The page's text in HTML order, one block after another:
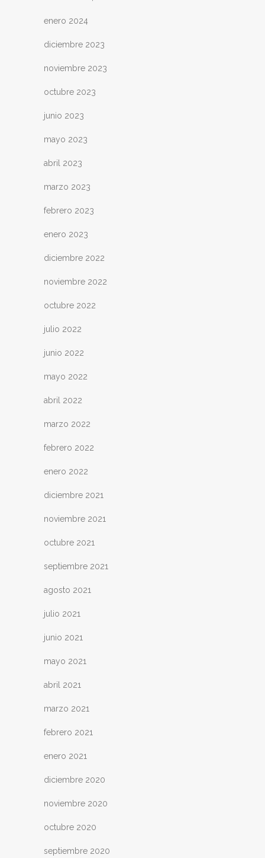
enero 2024
diciembre 2023
noviembre 2023
octubre 2023
junio 2023
mayo 2023
abril 2023
marzo 2023
febrero 2023
enero 2023
diciembre 2022
noviembre 2022
octubre 2022
julio 2022
junio 2022
mayo 2022
abril 2022
marzo 2022
febrero 2022
enero 2022
diciembre 2021
noviembre 2021
octubre 2021
septiembre 2021
agosto 2021
julio 2021
junio 2021
mayo 2021
abril 2021
marzo 2021
febrero 2021
enero 2021
diciembre 2020
noviembre 2020
octubre 2020
septiembre 2020